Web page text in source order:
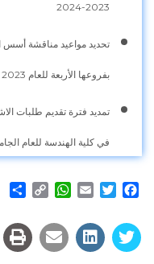
2023-2024
تحديد مواعيد مناقشة أسس
بفروعها الأربعة للعام 2023 الدورة العادية
تمديد فترة تقديم طلبات
في كلية الهندسة للعام الجامعي 2023
Facebook
Twitter
Email
Copy